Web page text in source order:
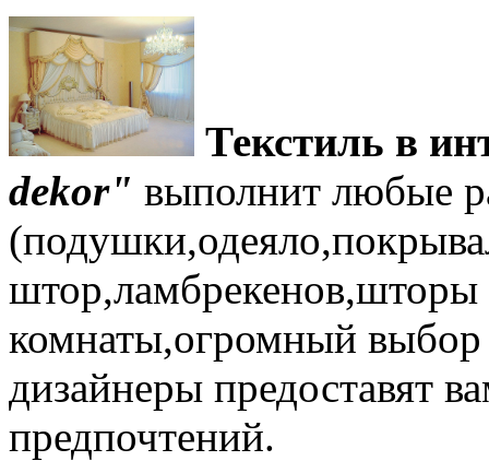
Текстиль в
dekor" выполнит любые
штор,ламбрекенов,шторы
комнаты,огромный
дизайнеры предоставят
предпочтений.